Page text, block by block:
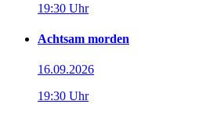
19:30 Uhr
Achtsam morden
16.09.2026
19:30 Uhr